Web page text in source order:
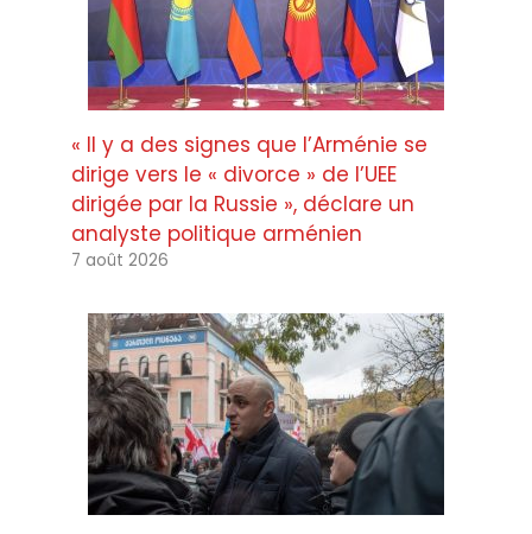
« Il y a des signes que l’Arménie se
dirige vers le « divorce » de l’UEE
dirigée par la Russie », déclare un
analyste politique arménien
7 août 2026